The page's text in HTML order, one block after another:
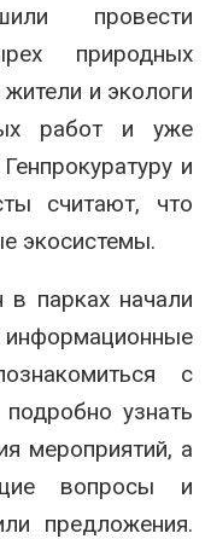
провести
природных
и экологи
работ и уже
и
считают, что
экосистемы.
парках начали
с
подробно узнать
мероприятий, а
вопросы и
предложения.